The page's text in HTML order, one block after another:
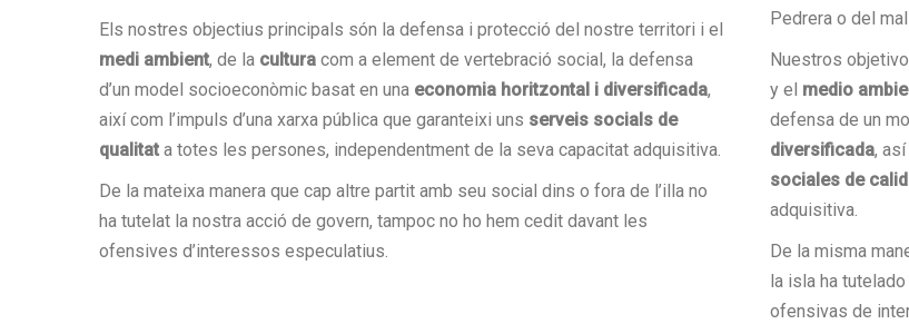
Els nostres objectius principals són la defensa i protecció del nostre territori i el
medi ambient, de la cultura com a element de vertebració social, la defensa
d’un model socioeconòmic basat en una economia horitzontal i diversificada,
així com l’impuls d’una xarxa pública que garanteixi uns serveis socials de
qualitat a totes les persones, independentment de la seva capacitat adquisitiva.
De la mateixa manera que cap altre partit amb seu social dins o fora de l’illa no
ha tutelat la nostra acció de govern, tampoc no ho hem cedit davant les
ofensives d’interessos especulatius.
Pedrera o del
Nuestros
y el medio
defensa de un
diversificada,
sociales de
adquisitiva.
De la misma
la isla ha
ofensivas de